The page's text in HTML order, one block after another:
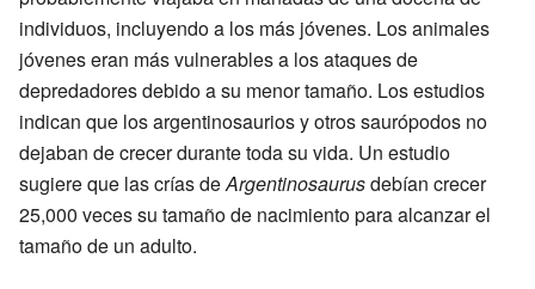
individuos, incluyendo a los más jóvenes. Los animales
jóvenes eran más vulnerables a los ataques de
depredadores debido a su menor tamaño. Los estudios
indican que los argentinosaurios y otros saurópodos no
dejaban de crecer durante toda su vida. Un estudio
sugiere que las crías deArgentinosaurusdebían crecer
25,000 veces su tamaño de nacimiento para alcanzar el
tamaño de un adulto.